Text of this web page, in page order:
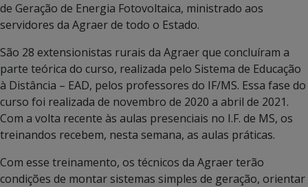
de Geração de Energia Fotovoltaica, ministrado aos
servidores da Agraer de todo o Estado.
São 28 extensionistas rurais da Agraer que concluíram a
parte teórica do curso, realizada pelo Sistema de Educação
à Distância – EAD, pelos professores do IF/MS. Essa fase do
curso foi realizada de novembro de 2020 a abril de 2021.
Com a volta recente às aulas presenciais no I.F. de MS, os
treinandos recebem, nesta semana, as aulas práticas.
Com esse treinamento, os técnicos da Agraer terão
condições de montar sistemas simples de geração, orientar